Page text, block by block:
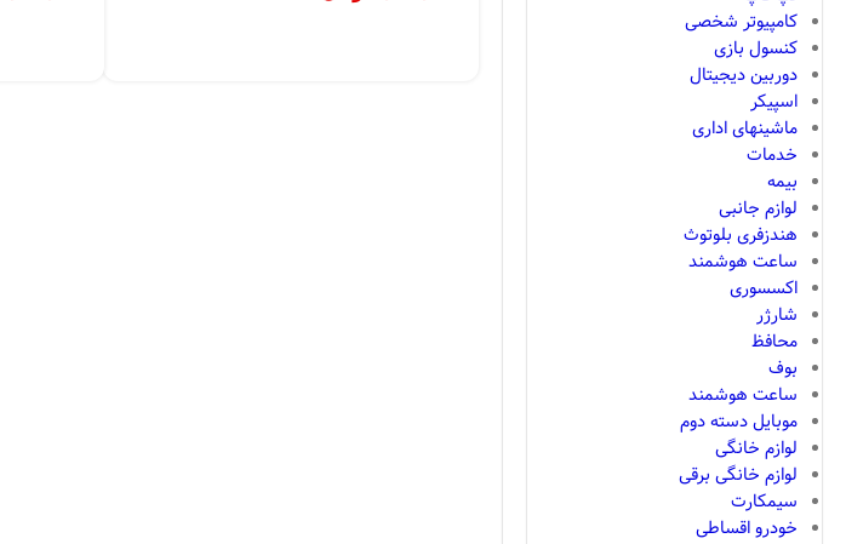
کامپیوتر شخصی
کنسول بازی
دوربین دیجیتال
اسپیکر
ماشینهای اداری
خدمات
بیمه
لوازم جانبی
هندزفری بلوتوث
ساعت هوشمند
اکسسوری
شارژر
محافظ
بوف
ساعت هوشمند
موبایل دسته دوم
لوازم خانگی
لوازم خانگی برقی
سیمکارت
خودرو اقساطی